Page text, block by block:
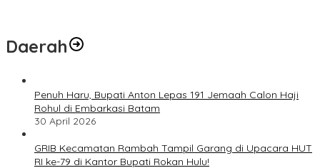
Daerah
Penuh Haru, Bupati Anton Lepas 191 Jemaah Calon Haji
Rohul di Embarkasi Batam
30 April 2026
GRIB Kecamatan Rambah Tampil Garang di Upacara HUT
RI ke-79 di Kantor Bupati Rokan Hulu!